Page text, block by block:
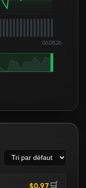
06.08.26
$0.97